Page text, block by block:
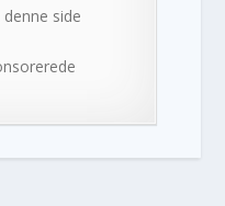
side